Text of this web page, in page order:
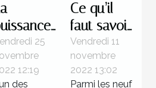
sac
25
12:19
des
Ce qu’il
faut savoir
de la
planète
Vénus
Vendredi 11
novembre
2022 13:02
Parmi les neuf